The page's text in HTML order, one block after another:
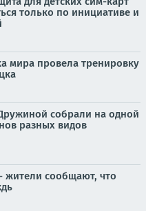
только по инициативе и
мира провела тренировку
собрали на одной
разных видов
жители сообщают, что